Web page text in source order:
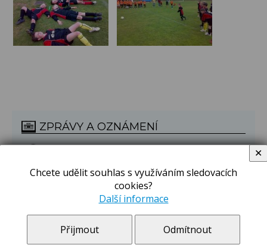
ZPRÁVY A OZNÁMENÍ
Novinky Sokolská
více
Novinky Břilice
Aktuality
Chcete udělit souhlas s využíváním sledovacích
cookies?
Další informace
Přijmout Odmítnout
✕